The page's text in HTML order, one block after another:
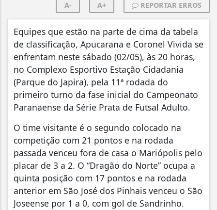
A- A+ REPORTAR ERROS
Equipes que estão na parte de cima da tabela
de classificação, Apucarana e Coronel Vivida se
enfrentam neste sábado (02/05), às 20 horas,
no Complexo Esportivo Estação Cidadania
(Parque do Japira), pela 11ª rodada do
primeiro turno da fase inicial do Campeonato
Paranaense da Série Prata de Futsal Adulto.
O time visitante é o segundo colocado na
competição com 21 pontos e na rodada
passada venceu fora de casa o Mariópolis pelo
placar de 3 a 2. O “Dragão do Norte” ocupa a
quinta posição com 17 pontos e na rodada
anterior em São José dos Pinhais venceu o São
Joseense por 1 a 0, com gol de Sandrinho.